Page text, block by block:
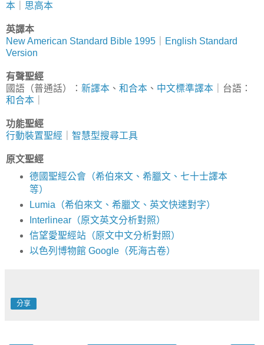
本
思高本
英譯本
New American Standard Bible 1995
English Standard
Version
有聲聖經
國語（普通話）： 新譯本 、 和合本 、 中文標準譯本 ｜台語：
和合本
功能聖經
行動裝置聖經
智慧型搜尋工具
原文聖經
德國聖經公會（希伯來文、希臘文、七十士譯本
等）
Lumia（希伯來文、希臘文、英文快速對字）
Interlinear（原文英文分析對照）
信望愛聖經站（原文中文分析對照）
以色列博物館 Google（死海古卷）
分享